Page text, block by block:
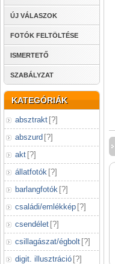
ÚJ VÁLASZOK
FOTÓK FELTÖLTÉSE
ISMERTETŐ
SZABÁLYZAT
KATEGÓRIÁK
absztrakt [?]
abszurd [?]
akt [?]
állatfotók [?]
barlangfotók [?]
családi/emlékkép [?]
csendélet [?]
csillagászat/égbolt [?]
digit. illusztráció [?]